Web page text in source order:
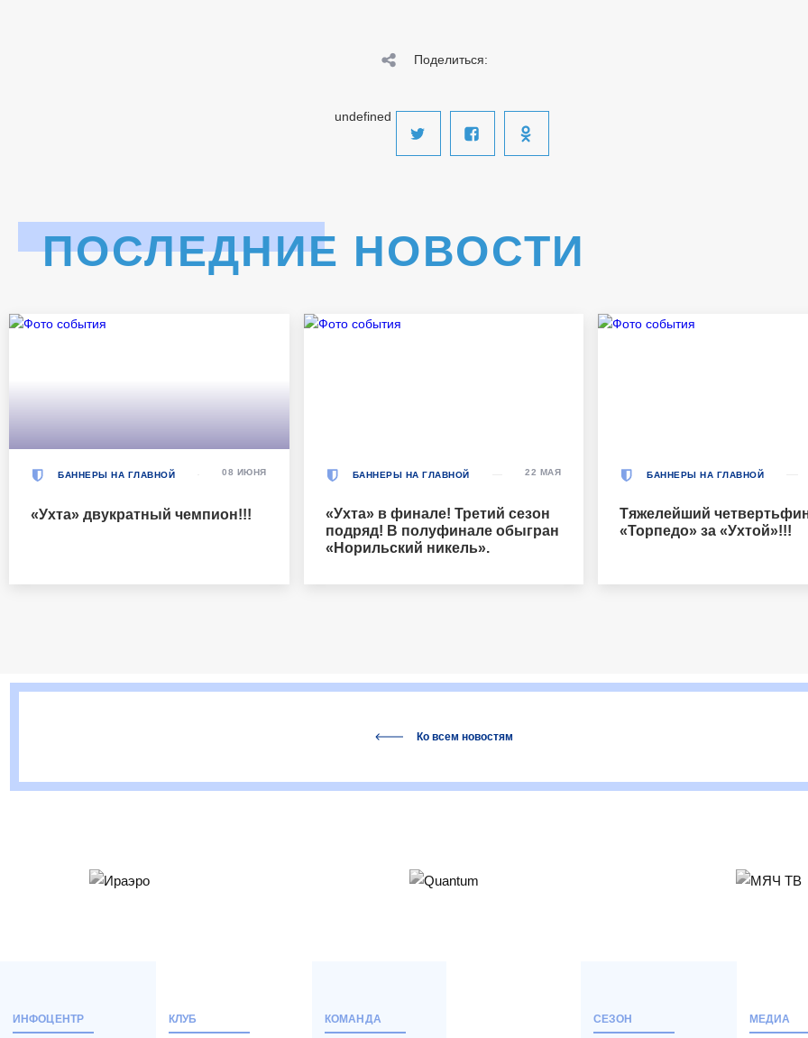
Поделиться:
undefined
ПОСЛЕДНИЕ НОВОСТИ
БАННЕРЫ НА ГЛАВНОЙ
«Ухта» двукратный чемпион!!!
08 ИЮНЯ БАННЕРЫ НА ГЛАВНОЙ
«Ухта» в финале! Третий сезон
подряд! В полуфинале обыгран
«Норильский никель».
22 МАЯ БАННЕРЫ НА ГЛАВНОЙ
Тяжелейший
«Торпедо» за «Ухтой»!!!
Ко всем новостям
ИНФОЦЕНТР КЛУБ КОМАНДА СЕЗОН МЕДИА